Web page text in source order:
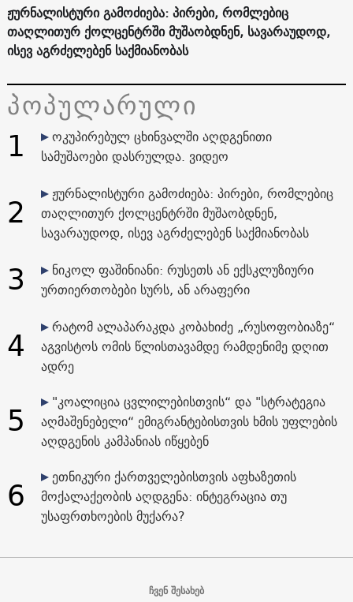
ჟურნალისტური გამოძიება: პირები, რომლებიც
თაღლითურ ქოლცენტრში მუშაობდნენ, სავარაუდოდ,
ისევ აგრძელებენ საქმიანობას
პოპულარული
1
ოკუპირებულ ცხინვალში აღდგენითი
სამუშაოები დასრულდა. ვიდეო
2
ჟურნალისტური გამოძიება: პირები, რომლებიც
თაღლითურ ქოლცენტრში მუშაობდნენ,
სავარაუდოდ, ისევ აგრძელებენ საქმიანობას
3
ნიკოლ ფაშინიანი: რუსეთს ან ექსკლუზიური
ურთიერთობები სურს, ან არაფერი
4
რატომ ალაპარაკდა კობახიძე „რუსოფობიაზე“
აგვისტოს ომის წლისთავამდე რამდენიმე დღით
ადრე
5
"კოალიცია ცვლილებისთვის“ და "სტრატეგია
აღმაშენებელი“ ემიგრანტებისთვის ხმის უფლების
აღდგენის კამპანიას იწყებენ
6
ეთნიკური ქართველებისთვის აფხაზეთის
მოქალაქეობის აღდგენა: ინტეგრაცია თუ
უსაფრთხოების მუქარა?
ჩვენ შესახებ